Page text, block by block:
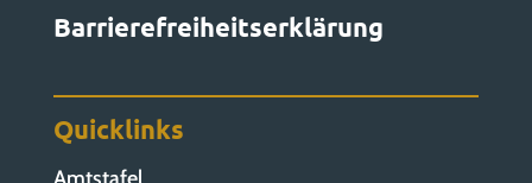
Barrierefreiheitserklärung
Quicklinks
Amtstafel